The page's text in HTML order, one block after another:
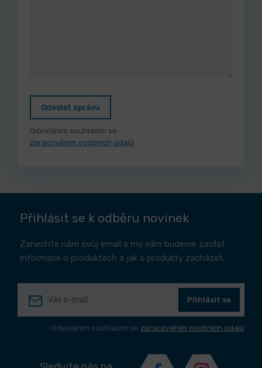
Odeslat zprávu
Odesláním souhlasím se
zpracováním osobních údajů
Přihlásit se k odběru novinek
Zanechte nám svůj email a my vám budeme zasílat
informace o produktech a jak s produkty zacházet.
Přihlásit se
Odesláním souhlasím se zpracováním osobních údajů